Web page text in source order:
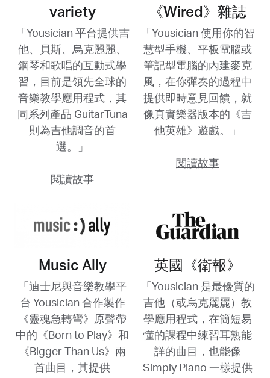
variety
「Yousician 平台提供吉
他、貝斯、烏克麗麗、
鋼琴和歌唱的互動式學
習，目前是領先全球的
音樂教學應用程式，其
同系列產品 GuitarTuna
則為吉他調音的首
選。」
閱讀故事
《Wired》雜誌
「Yousician 使用你的智
慧型手機、平板電腦或
筆記型電腦的內建麥克
風，在你彈奏的過程中
提供即時意見回饋，就
像真實樂器版本的《吉
他英雄》遊戲。」
閱讀故事
Music Ally
「迪士尼與音樂教學平
台 Yousician 合作製作
《靈魂急轉彎》原聲帶
中的《Born to Play》和
《Bigger Than Us》兩
首曲目，其提供
英國《衛報》
「Yousician 是最優質的
吉他（或烏克麗麗）教
學應用程式，在簡短易
懂的課程中練習耳熟能
詳的曲目，也能像
Simply Piano 一樣提供